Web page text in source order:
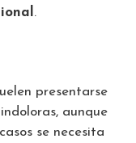
.
presentarse
aunque
se necesita